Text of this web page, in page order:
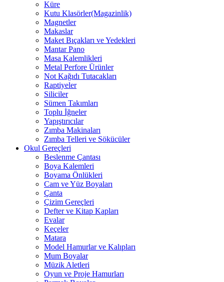
Küre
Kutu Klasörler(Magazinlik)
Magnetler
Makaslar
Maket Bıçakları ve Yedekleri
Mantar Pano
Masa Kalemlikleri
Metal Perfore Ürünler
Not Kağıdı Tutacakları
Raptiyeler
Siliciler
Sümen Takımları
Toplu İğneler
Yapıştırıcılar
Zımba Makinaları
Zımba Telleri ve Sökücüler
Okul Gereçleri
Beslenme Çantası
Boya Kalemleri
Boyama Önlükleri
Cam ve Yüz Boyaları
Çanta
Çizim Gereçleri
Defter ve Kitap Kapları
Evalar
Keçeler
Matara
Model Hamurlar ve Kalıpları
Mum Boyalar
Müzik Aletleri
Oyun ve Proje Hamurları